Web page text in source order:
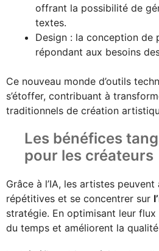
offrant la possibilité de
textes.
Design : la conception de
répondant aux besoins
Ce nouveau monde d’outils
s’étoffer, contribuant à
traditionnels de création
Les bénéfices
pour les créateurs
Grâce à l’IA, les artistes
répétitives et se concentrer sur
stratégie. En optimisant leur
du temps et améliorent la